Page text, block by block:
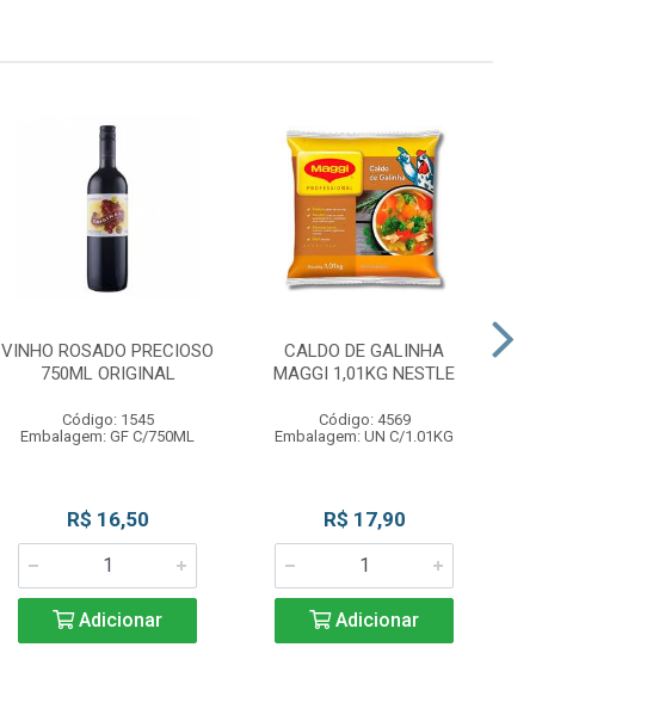
VINHO ROSADO PRECIOSO
750ML ORIGINAL
Código: 1545
Embalagem: GF C/750ML
R$ 16,50
Adicionar
CALDO DE GALINHA
MAGGI 1,01KG NESTLE
Código: 4569
Embalagem: UN C/1.01KG
R$ 17,90
Adicionar